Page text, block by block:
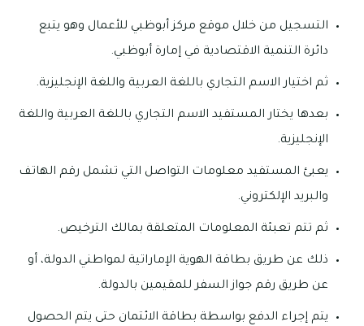
التسجيل من خلال موقع مركز أبوظبي للأعمال وهو يتبع
دائرة التنمية الاقتصادية في إمارة أبوظبي.
ثم اختيار الاسم التجاري باللغة العربية واللغة الإنجليزية.
بعدها يختار المستفيد الاسم التجاري باللغة العربية واللغة
الإنجليزية.
يعبئ المستفيد معلومات التواصل التي تشمل رقم الهاتف
والبريد الإلكتروني.
ثم تتم تعبئة المعلومات المتعلقة بمالك الترخيص.
ذلك عن طريق بطاقة الهوية الإماراتية لمواطني الدولة، أو
عن طريق رقم جواز السفر للمقيمين بالدولة.
يتم إجراء الدفع بواسطة بطاقة الائتمان حتى يتم الحصول